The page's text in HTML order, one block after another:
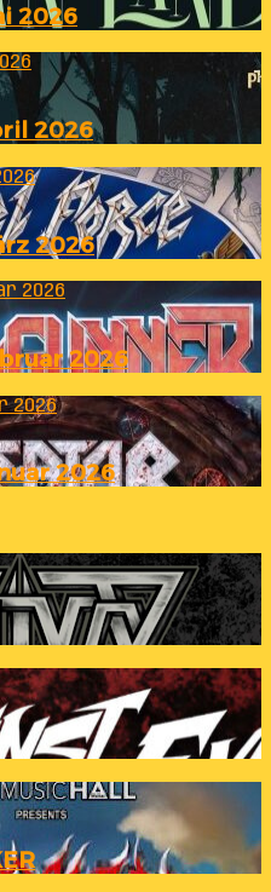
2026
2026
2026
2026
2026
2026
2026